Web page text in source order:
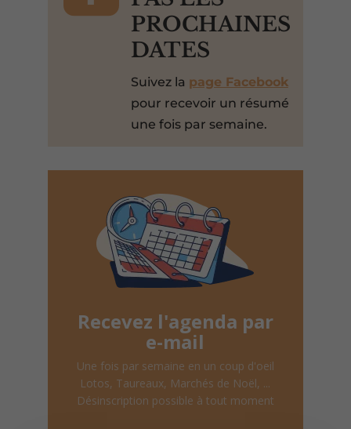
PROCHAINES
DATES
Suivez la page Facebook
pour recevoir un résumé
une fois par semaine.
Recevez l'agenda par
e-mail
Une fois par semaine en un coup d'oeil
Lotos, Taureaux, Marchés de Noël, ...
Désinscription possible à tout moment